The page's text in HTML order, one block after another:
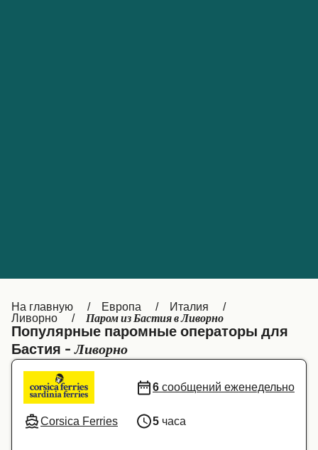
Italia Canada (FR)
Canada België (NL)
Ελλάδα Belgique (FR)
Polska Deutschland
Schweiz (DE)
На главную Европа
Италия
Ливорно
Паром из Бастия в Ливорно
Популярные паромные операторы для
Бастия -Ливорно
Corsica Ferries
6 сообщений еженедельно
5 часа